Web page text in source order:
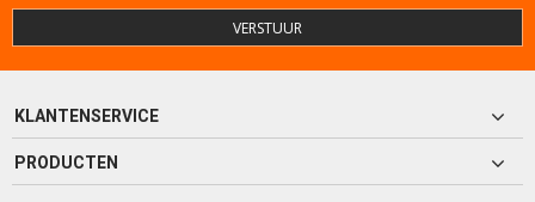
VERSTUUR
KLANTENSERVICE
PRODUCTEN